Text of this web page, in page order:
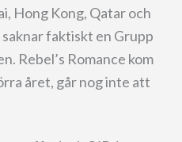
Hong Kong, Qatar och
faktiskt en Grupp
Rebel’s Romance kom
året, går nog inte att